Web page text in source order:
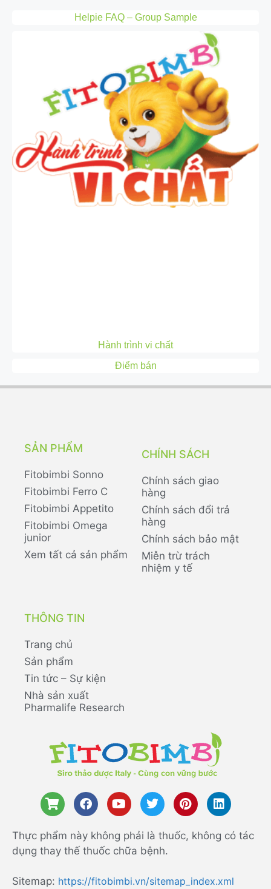
Helpie FAQ – Group Sample
Hành trình vi chất
Điểm bán
SẢN PHẨM
Fitobimbi Sonno
Fitobimbi Ferro C
Fitobimbi Appetito
Fitobimbi Omega
junior
Xem tất cả sản phẩm
CHÍNH SÁCH
Chính sách giao
hàng
Chính sách đổi trả
hàng
Chính sách bảo mật
Miễn trừ trách
nhiệm y tế
THÔNG TIN
Trang chủ
Sản phẩm
Tin tức – Sự kiện
Nhà sản xuất
Pharmalife Research
Thực phẩm này không phải là thuốc, không có tác
dụng thay thế thuốc chữa bệnh.
Sitemap: https://fitobimbi.vn/sitemap_index.xml